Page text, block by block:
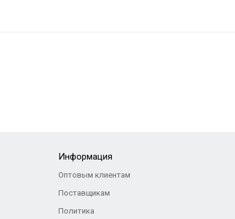
Информация
Оптовым клиентам
Поставщикам
Политика